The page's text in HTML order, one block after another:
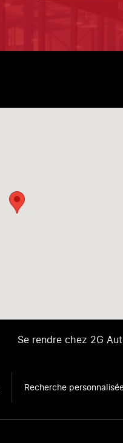
Se rendre chez 2G
Recherche